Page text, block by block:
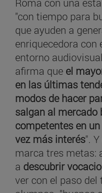
"con tiempo para
que ayuden a
enriquecedora
entorno
afirma que el
en las últimas
modos de hacer
salgan al mercado
competentes en
vez más interés".
marca tres metas:
a descubrir
ver con el paso